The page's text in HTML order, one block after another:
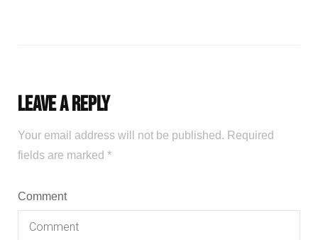
Leave a Reply
Your email address will not be published. Required
fields are marked *
Comment